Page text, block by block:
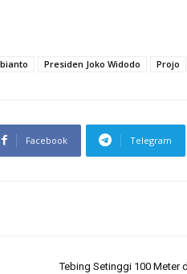
Presiden Joko Widodo Projo
Facebook Telegram
Tebing Setinggi 100 Meter